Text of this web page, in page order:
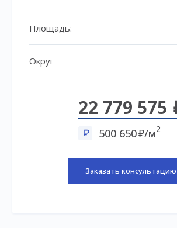
Площадь:
Округ
22 779 575
500 650 /м2
Заказать консультацию